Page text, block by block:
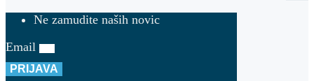
Ne zamudite naših novic
Email
PRIJAVA